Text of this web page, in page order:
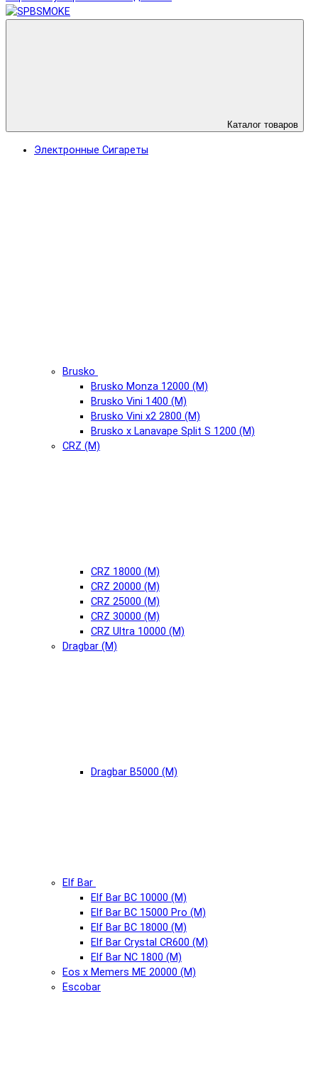
Каталог товаров
Электронные Сигареты
Brusko
Brusko Monza 12000 (М)
Brusko Vini 1400 (М)
Brusko Vini x2 2800 (М)
Brusko x Lanavape Split S 1200 (М)
CRZ (М)
CRZ 18000 (М)
CRZ 20000 (М)
CRZ 25000 (М)
CRZ 30000 (М)
CRZ Ultra 10000 (М)
Dragbar (М)
Dragbar B5000 (М)
Elf Bar
Elf Bar BC 10000 (М)
Elf Bar BC 15000 Pro (М)
Elf Bar BC 18000 (М)
Elf Bar Crystal CR600 (М)
Elf Bar NC 1800 (М)
Eos x Memers ME 20000 (М)
Escobar